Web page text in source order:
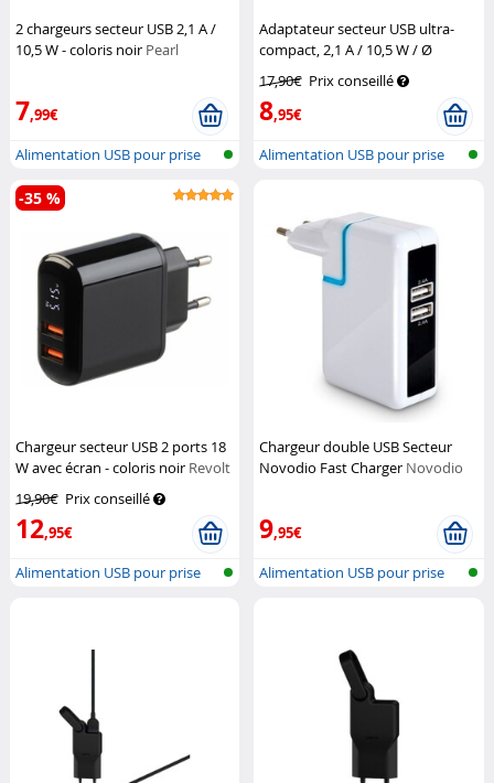
2 chargeurs secteur USB 2,1 A /
10,5 W - coloris noir Pearl
7,99€
Alimentation USB pour prise
secteur
Adaptateur secteur USB ultra-
compact, 2,1 A / 10,5 W / Ø
17,90€ Prix conseillé
8,95€
Alimentation USB pour prise
Chargeur secteur USB 2 ports 18
W avec écran - coloris noir Revolt
19,90€ Prix conseillé
12,95€
-35 %
Alimentation USB pour prise
Chargeur double USB Secteur
Novodio Fast Charger Novodio
9,95€
Alimentation USB pour prise